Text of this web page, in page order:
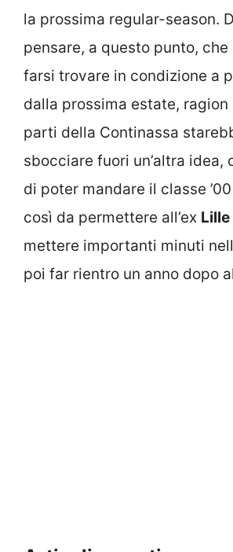
la prossima regular-season.
pensare, a questo punto, che
farsi trovare in condizione a
dalla prossima estate,
parti della Continassa
sbocciare fuori un’altra idea,
di poter mandare il classe
così da permettere all’ex Lille
mettere importanti minuti
poi far rientro un anno dopo